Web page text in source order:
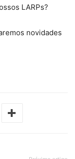
LARPs?
novidades